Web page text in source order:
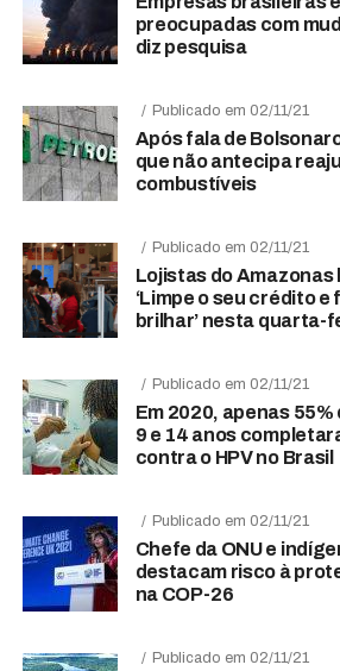
preocupadas com
diz pesquisa
Publicado em 02/11/21
Após fala de
que não antecipa
combustíveis
Publicado em 02/11/21
Lojistas do
‘Limpe o seu crédito e
brilhar’ nesta quarta-
Publicado em 02/11/21
Em 2020, apenas
9 e 14 anos
contra o HPV no Brasil
Publicado em 02/11/21
Chefe da ONU e
destacam risco à
na COP-26
Publicado em 02/11/21